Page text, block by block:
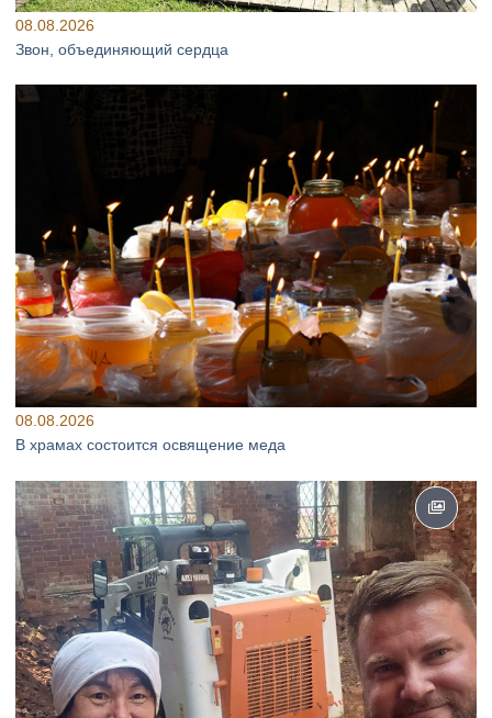
08.08.2026
Звон, объединяющий сердца
08.08.2026
В храмах состоится освящение меда